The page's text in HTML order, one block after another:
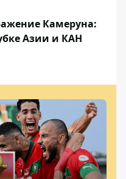
Камеруна:
Азии и КАН